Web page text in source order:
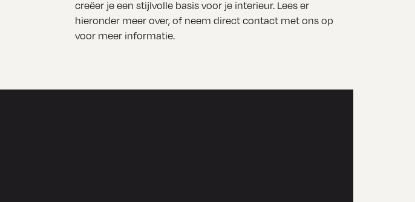
creëer je een stijlvolle basis voor je interieur. Lees er
hieronder meer over, of neem direct contact met ons op
voor meer informatie.